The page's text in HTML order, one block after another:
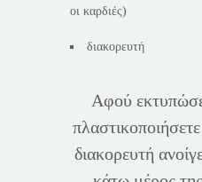
οι καρδιές)
διακορευτή
Αφού
διακορευτή